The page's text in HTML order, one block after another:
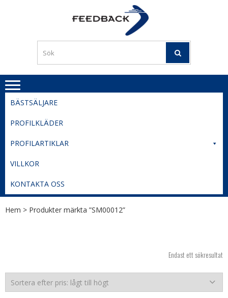
TIL
BESTE
PRISER
BÄSTSÄLJARE
PROFILKLÄDER
PROFILARTIKLAR
VILLKOR
KONTAKTA OSS
Hem > Produkter märkta ”SM00012”
Endast ett sökresultat